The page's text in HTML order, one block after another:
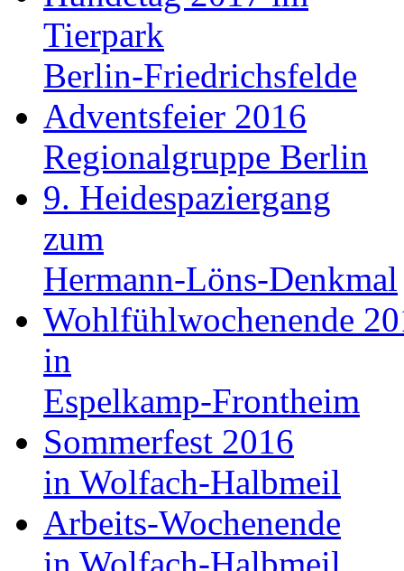
Tierpark
Berlin-Friedrichsfelde
Adventsfeier 2016
Regionalgruppe Berlin
9. Heidespaziergang
zum
Hermann-Löns-Denkmal
Wohlfühlwochenende
in
Espelkamp-Frontheim
Sommerfest 2016
in Wolfach-Halbmeil
Arbeits-Wochenende